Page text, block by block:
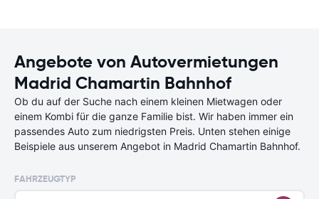
Angebote von Autovermietungen
Madrid Chamartin Bahnhof
Ob du auf der Suche nach einem kleinen Mietwagen oder
einem Kombi für die ganze Familie bist. Wir haben immer ein
passendes Auto zum niedrigsten Preis. Unten stehen einige
Beispiele aus unserem Angebot in Madrid Chamartin Bahnhof.
FAHRZEUGTYP